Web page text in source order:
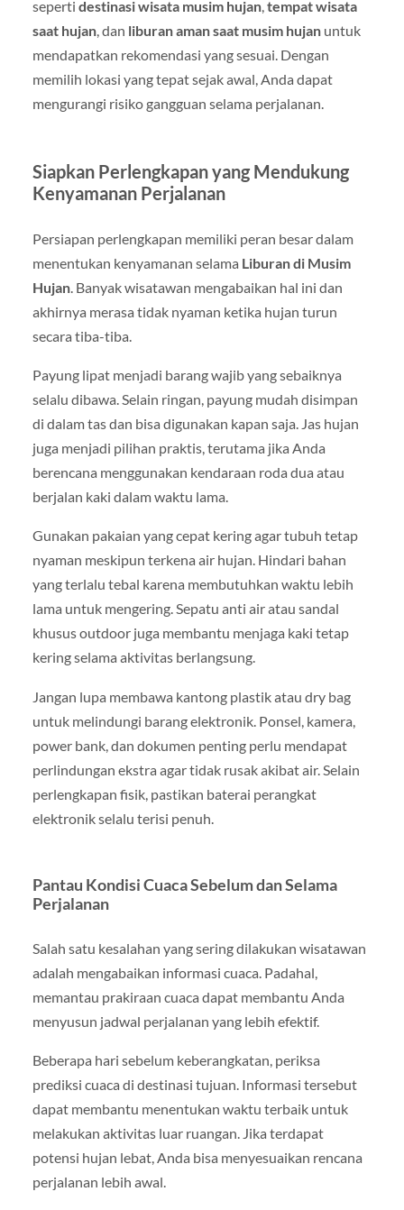
seperti destinasi wisata musim hujan,tempat wisata
saat hujan, dan liburan aman saat musim hujanuntuk
mendapatkan rekomendasi yang sesuai. Dengan
memilih lokasi yang tepat sejak awal, Anda dapat
mengurangi risiko gangguan selama perjalanan.
Siapkan Perlengkapan yang Mendukung
Kenyamanan Perjalanan
Persiapan perlengkapan memiliki peran besar dalam
menentukan kenyamanan selama Liburan di Musim
Hujan. Banyak wisatawan mengabaikan hal ini dan
akhirnya merasa tidak nyaman ketika hujan turun
secara tiba-tiba.
Payung lipat menjadi barang wajib yang sebaiknya
selalu dibawa. Selain ringan, payung mudah disimpan
di dalam tas dan bisa digunakan kapan saja. Jas hujan
juga menjadi pilihan praktis, terutama jika Anda
berencana menggunakan kendaraan roda dua atau
berjalan kaki dalam waktu lama.
Gunakan pakaian yang cepat kering agar tubuh tetap
nyaman meskipun terkena air hujan. Hindari bahan
yang terlalu tebal karena membutuhkan waktu lebih
lama untuk mengering. Sepatu anti air atau sandal
khusus outdoor juga membantu menjaga kaki tetap
kering selama aktivitas berlangsung.
Jangan lupa membawa kantong plastik atau dry bag
untuk melindungi barang elektronik. Ponsel, kamera,
power bank, dan dokumen penting perlu mendapat
perlindungan ekstra agar tidak rusak akibat air. Selain
perlengkapan fisik, pastikan baterai perangkat
elektronik selalu terisi penuh.
Pantau Kondisi Cuaca Sebelum dan Selama
Perjalanan
Salah satu kesalahan yang sering dilakukan wisatawan
adalah mengabaikan informasi cuaca. Padahal,
memantau prakiraan cuaca dapat membantu Anda
menyusun jadwal perjalanan yang lebih efektif.
Beberapa hari sebelum keberangkatan, periksa
prediksi cuaca di destinasi tujuan. Informasi tersebut
dapat membantu menentukan waktu terbaik untuk
melakukan aktivitas luar ruangan. Jika terdapat
potensi hujan lebat, Anda bisa menyesuaikan rencana
perjalanan lebih awal.